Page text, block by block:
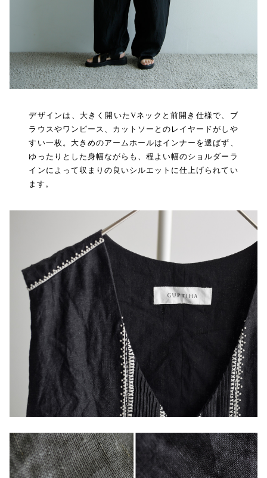
デザインは、大きく開いたVネックと前開き仕様で、ブ
ラウスやワンピース、カットソーとのレイヤードがしや
すい一枚。大きめのアームホールはインナーを選ばず、
ゆったりとした身幅ながらも、程よい幅のショルダーラ
インによって収まりの良いシルエットに仕上げられてい
ます。